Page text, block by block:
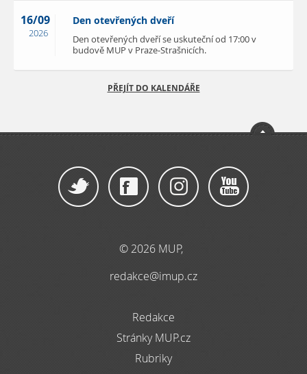
16/09
2026
Den otevřených dveří
Den otevřených dveří se uskuteční od 17:00 v
budově MUP v Praze-Strašnicích.
PŘEJÍT DO KALENDÁŘE
© 2026 MUP,
redakce@imup.cz
Redakce
Stránky MUP.cz
Rubriky